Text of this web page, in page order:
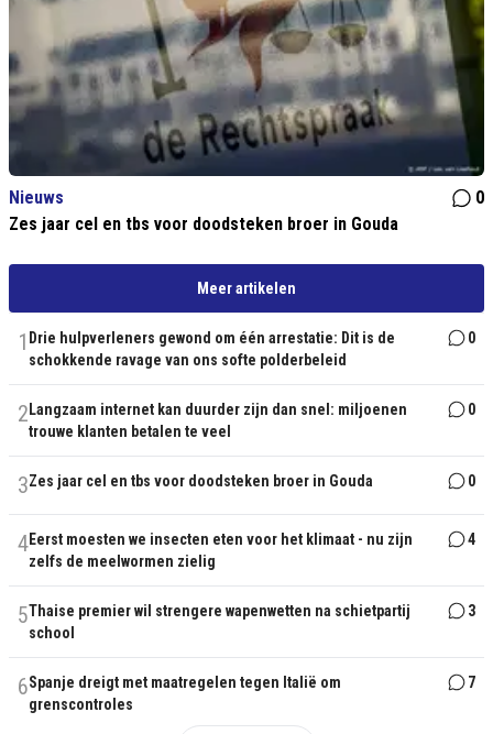
Nieuws
0
Zes jaar cel en tbs voor doodsteken broer in Gouda
Meer artikelen
1 Drie hulpverleners gewond om één arrestatie: Dit is de
schokkende ravage van ons softe polderbeleid
0
2 Langzaam internet kan duurder zijn dan snel: miljoenen
trouwe klanten betalen te veel
0
3Zes jaar cel en tbs voor doodsteken broer in Gouda 0
4Eerst moesten we insecten eten voor het klimaat - nu zijn
zelfs de meelwormen zielig
4
5Thaise premier wil strengere wapenwetten na schietpartij
school
3
6Spanje dreigt met maatregelen tegen Italië om
grenscontroles
7